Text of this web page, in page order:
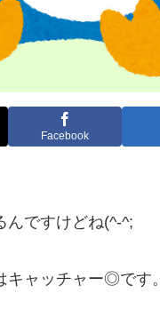
Facebook
んですけどね(^-^;
キャッチャー◎です。